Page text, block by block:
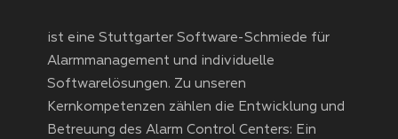
ist eine Stuttgarter Software-Schmiede für
Alarmmanagement und individuelle
Softwarelösungen. Zu unseren
Kernkompetenzen zählen die Entwicklung und
Betreuung des Alarm Control Centers: Ein